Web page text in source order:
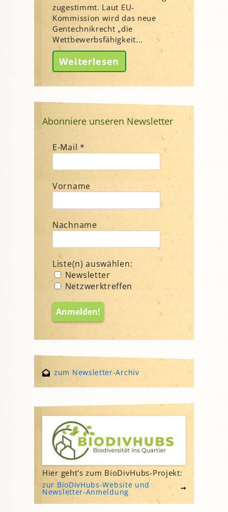
zugestimmt. Laut EU-
Kommission wird das neue
Gentechnikrecht „die
Wettbewerbsfähigkeit...
Weiterlesen
Abonniere unseren Newsletter
E-Mail *
Vorname
Nachname
Liste(n) auswählen:
Newsletter
Netzwerktreffen
zum Newsletter-Archiv
Hier geht's zum BioDivHubs-Projekt:
zur BioDivHubs-Website und
Newsletter-Anmeldung